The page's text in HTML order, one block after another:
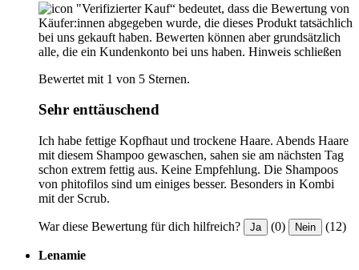
"Verifizierter Kauf“ bedeutet, dass die Bewertung von
Käufer:innen abgegeben wurde, die dieses Produkt tatsächlich
bei uns gekauft haben. Bewerten können aber grundsätzlich
alle, die ein Kundenkonto bei uns haben. Hinweis schließen
Bewertet mit 1 von 5 Sternen.
Sehr enttäuschend
Ich habe fettige Kopfhaut und trockene Haare. Abends Haare
mit diesem Shampoo gewaschen, sahen sie am nächsten Tag
schon extrem fettig aus. Keine Empfehlung. Die Shampoos
von phitofilos sind um einiges besser. Besonders in Kombi
mit der Scrub.
War diese Bewertung für dich hilfreich? Ja (0) Nein (12)
Lenamie